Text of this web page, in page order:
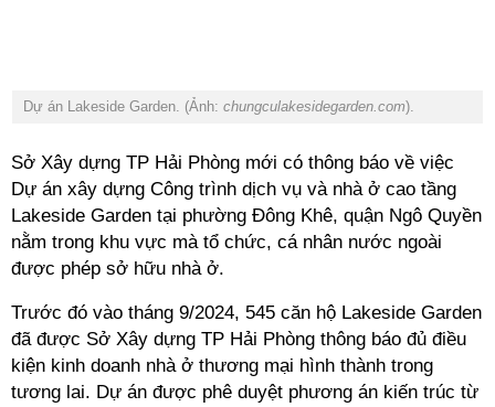
Dự án Lakeside Garden. (Ảnh: chungculakesidegarden.com).
Sở Xây dựng TP Hải Phòng mới có thông báo về việc
Dự án xây dựng Công trình dịch vụ và nhà ở cao tầng
Lakeside Garden tại phường Đông Khê, quận Ngô Quyền
nằm trong khu vực mà tổ chức, cá nhân nước ngoài
được phép sở hữu nhà ở.
Trước đó vào tháng 9/2024, 545 căn hộ Lakeside Garden
đã được Sở Xây dựng TP Hải Phòng thông báo đủ điều
kiện kinh doanh nhà ở thương mại hình thành trong
tương lai. Dự án được phê duyệt phương án kiến trúc từ